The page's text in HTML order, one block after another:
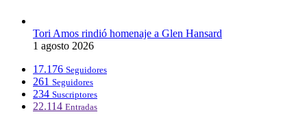
Tori Amos rindió homenaje a Glen Hansard
1 agosto 2026
17.176 Seguidores
261 Seguidores
234 Suscriptores
22.114 Entradas